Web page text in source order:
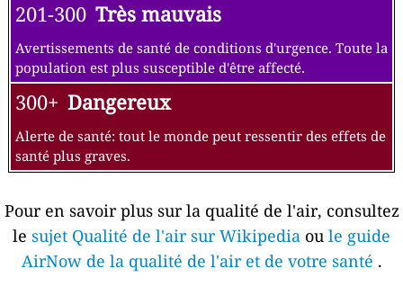
201-300 Très mauvais
Avertissements de santé de conditions d'urgence. Toute la
population est plus susceptible d'être affecté.
300+ Dangereux
Alerte de santé: tout le monde peut ressentir des effets de
santé plus graves.
Pour en savoir plus sur la qualité de l'air, consultez
le sujet Qualité de l'air sur Wikipedia ou le guide
AirNow de la qualité de l'air et de votre santé .